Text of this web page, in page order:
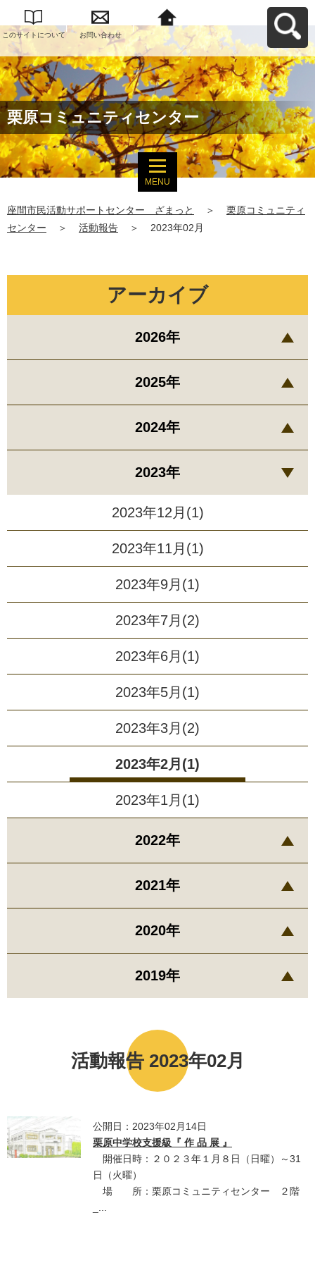
このサイトについて お問い合わせ
座間市民活動サポー
トセンター ざまっ
とへ戻る
栗原コミュニティセンター
MENU
座間市民活動サポートセンター ざまっと ＞
栗原コミュニティ
センター
＞ 活動報告 ＞ 2023年02月
活動報告 2023年02月
公開日：2023年02月14日
栗原中学校支援級『 作 品 展 』
開催日時：２０２３年１月８日（日曜）～31
日（火曜）
場 所：栗原コミュニティセンター ２階
アーカイブ
2026年
2025年
2024年
2023年
2023年12月(1)
2023年11月(1)
2023年9月(1)
2023年7月(2)
2023年6月(1)
2023年5月(1)
2023年3月(2)
2023年2月(1)
2023年1月(1)
2022年
2021年
2020年
2019年